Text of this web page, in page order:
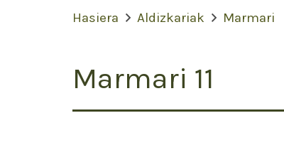
Hasiera Aldizkariak Marmari
Marmari 11